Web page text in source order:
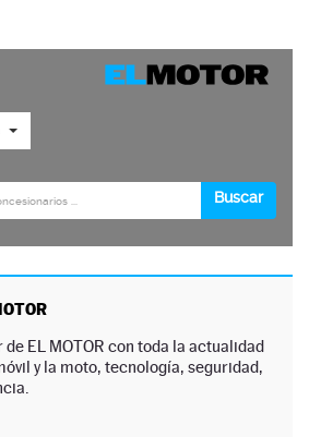
EL MOTOR con toda la actualidad
y la moto, tecnología, seguridad,